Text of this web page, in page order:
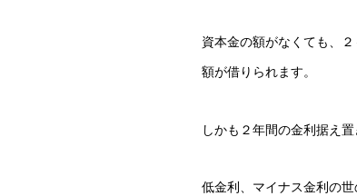
資本金の額がなくても、
額が借りられます。
しかも２年間の金利据え置
低金利、マイナス金利の